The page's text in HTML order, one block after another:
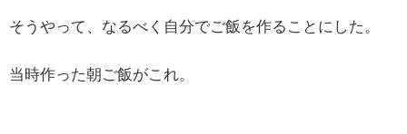
そうやって、なるべく自分でご飯を作ることにした。
当時作った朝ご飯がこれ。